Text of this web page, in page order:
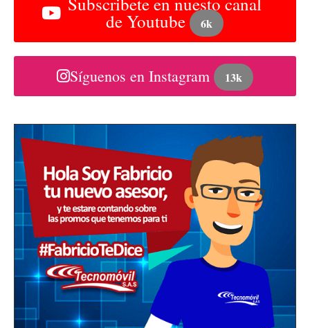
de Youtube 6k
Síguenos en Instagram 13k